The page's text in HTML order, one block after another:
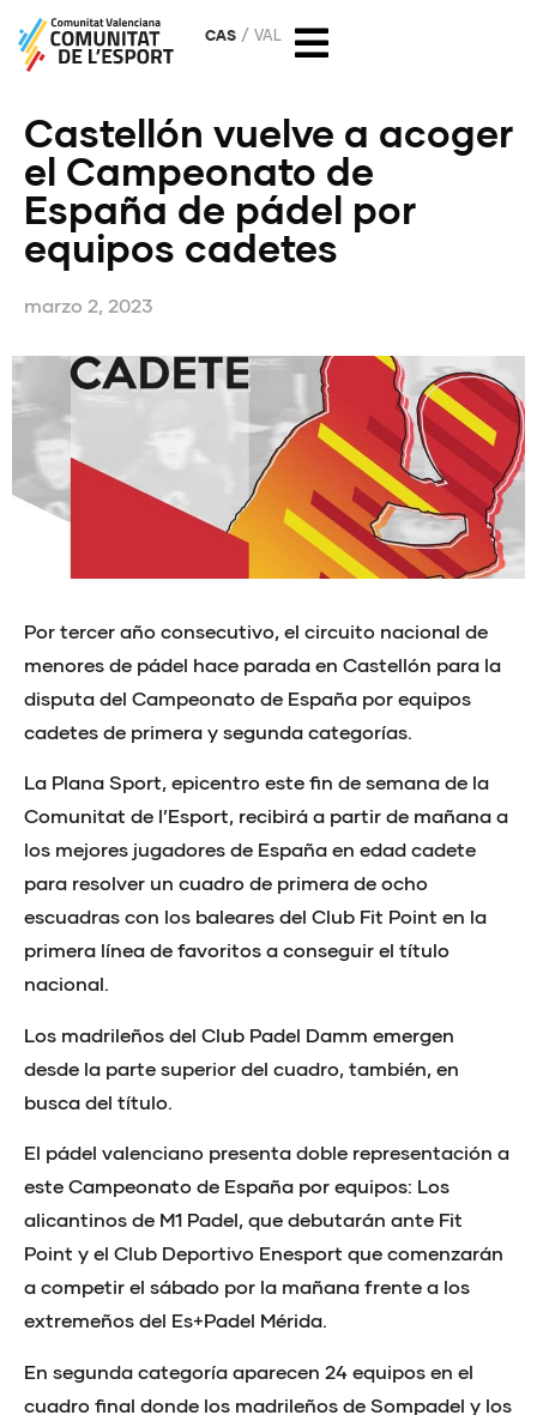
CAS VAL
Castellón vuelve a acoger
el Campeonato de
España de pádel por
equipos cadetes
marzo 2, 2023
Por tercer año consecutivo, el circuito nacional de
menores de pádel hace parada en Castellón para la
disputa del Campeonato de España por equipos
cadetes de primera y segunda categorías.
La Plana Sport, epicentro este fin de semana de la
Comunitat de l’Esport, recibirá a partir de mañana a
los mejores jugadores de España en edad cadete
para resolver un cuadro de primera de ocho
escuadras con los baleares del Club Fit Point en la
primera línea de favoritos a conseguir el título
nacional.
Los madrileños del Club Padel Damm emergen
desde la parte superior del cuadro, también, en
busca del título.
El pádel valenciano presenta doble representación a
este Campeonato de España por equipos: Los
alicantinos de M1 Padel, que debutarán ante Fit
Point y el Club Deportivo Enesport que comenzarán
a competir el sábado por la mañana frente a los
extremeños del Es+Padel Mérida.
En segunda categoría aparecen 24 equipos en el
cuadro final donde los madrileños de Sompadel y los